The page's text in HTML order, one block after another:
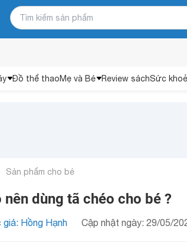
Đồ thể thaoMẹ và Bé Review sáchSức khoẻ
Sản phẩm cho bé
nên dùng tã chéo cho bé ?
giả: Hồng Hạnh Cập nhật ngày: 29/05/